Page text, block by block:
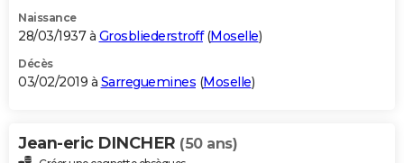
Naissance
28/03/1937 à Grosbliederstroff(Moselle)
Décès
03/02/2019 à Sarreguemines (Moselle)
Jean-eric DINCHER (50 ans)